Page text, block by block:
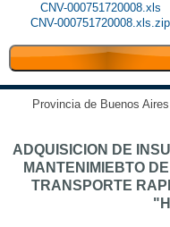
CNV-000751720008.xls
CNV-000751720008.xls.zip
Provincia de Buenos Aires
ADQUISICION DE
MANTENIMIEBTO
TRANSPORTE